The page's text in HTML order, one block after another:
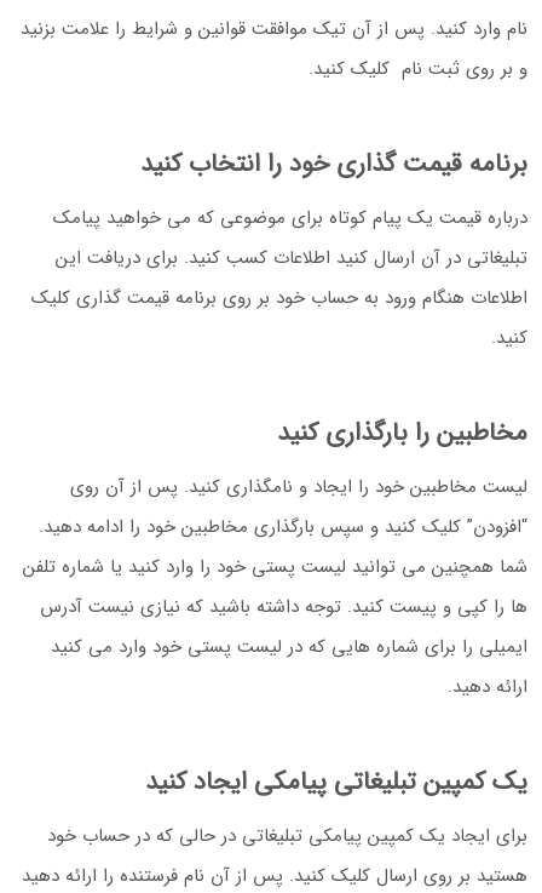
نام وارد کنید. پس از آن تیک موافقت قوانین و شرایط را علامت بزنید
و بر روی ثبت نام کلیک کنید.
برنامه قیمت گذاری خود را انتخاب کنید
درباره قیمت یک پیام کوتاه برای موضوعی که می خواهید پیامک
تبلیغاتی در آن ارسال کنید اطلاعات کسب کنید. برای دریافت این
اطلاعات هنگام ورود به حساب خود بر روی برنامه قیمت گذاری کلیک
کنید.
مخاطبین را بارگذاری کنید
لیست مخاطبین خود را ایجاد و نامگذاری کنید. پس از آن روی
“افزودن” کلیک کنید و سپس بارگذاری مخاطبین خود را ادامه دهید.
شما همچنین می توانید لیست پستی خود را وارد کنید یا شماره تلفن
ها را کپی و پیست کنید. توجه داشته باشید که نیازی نیست آدرس
ایمیلی را برای شماره هایی که در لیست پستی خود وارد می کنید
ارائه دهید.
یک کمپین تبلیغاتی پیامکی ایجاد کنید
برای ایجاد یک کمپین پیامکی تبلیغاتی در حالی که در حساب خود
هستید بر روی ارسال کلیک کنید. پس از آن نام فرستنده را ارائه دهید